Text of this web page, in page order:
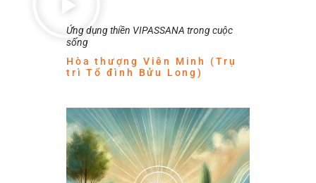
Ứng dụng thiền VIPASSANA trong cuộc
sống
Hòa thượng Viên Minh (Trụ
trì Tổ đình Bửu Long)